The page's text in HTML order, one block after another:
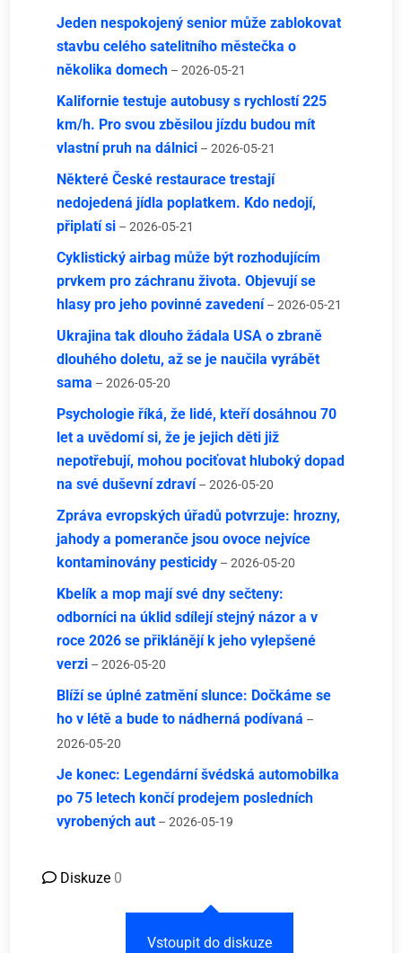
Jeden nespokojený senior může zablokovat
stavbu celého satelitního městečka o
několika domech – 2026-05-21
Kalifornie testuje autobusy s rychlostí 225
km/h. Pro svou zběsilou jízdu budou mít
vlastní pruh na dálnici – 2026-05-21
Některé České restaurace trestají
nedojedená jídla poplatkem. Kdo nedojí,
připlatí si – 2026-05-21
Cyklistický airbag může být rozhodujícím
prvkem pro záchranu života. Objevují se
hlasy pro jeho povinné zavedení – 2026-05-21
Ukrajina tak dlouho žádala USA o zbraně
dlouhého doletu, až se je naučila vyrábět
sama – 2026-05-20
Psychologie říká, že lidé, kteří dosáhnou 70
let a uvědomí si, že je jejich děti již
nepotřebují, mohou pociťovat hluboký dopad
na své duševní zdraví – 2026-05-20
Zpráva evropských úřadů potvrzuje: hrozny,
jahody a pomeranče jsou ovoce nejvíce
kontaminovány pesticidy – 2026-05-20
Kbelík a mop mají své dny sečteny:
odborníci na úklid sdílejí stejný názor a v
roce 2026 se přiklánějí k jeho vylepšené
verzi – 2026-05-20
Blíží se úplné zatmění slunce: Dočkáme se
ho v létě a bude to nádherná podívaná –
2026-05-20
Je konec: Legendární švédská automobilka
po 75 letech končí prodejem posledních
vyrobených aut – 2026-05-19
Diskuze 0
Vstoupit do diskuze